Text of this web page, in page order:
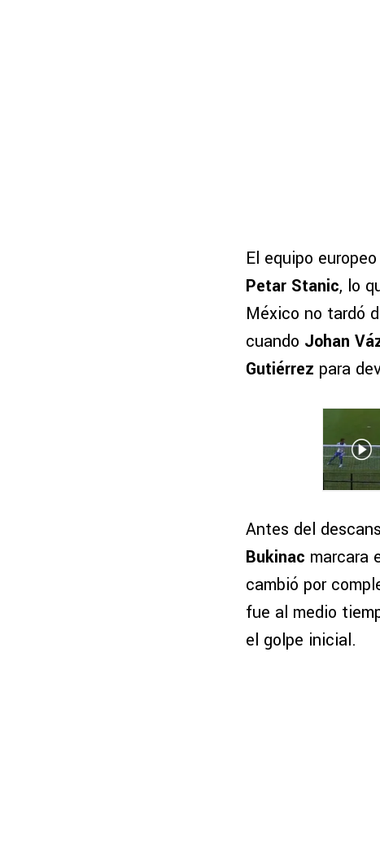
El equipo
Petar Stanic, lo
México no tardó
cuando Johan
Gutiérrez para
Antes del
Bukinac marcara
cambió por
fue al medio
el golpe inicial.